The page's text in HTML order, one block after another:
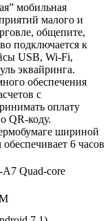
мобильная
малого и
общепите,
подключается к
USB, Wi-Fi,
эквайринга.
обеспечения
с
оплату
QR-коду.
шириной
6 часов
Quad-core